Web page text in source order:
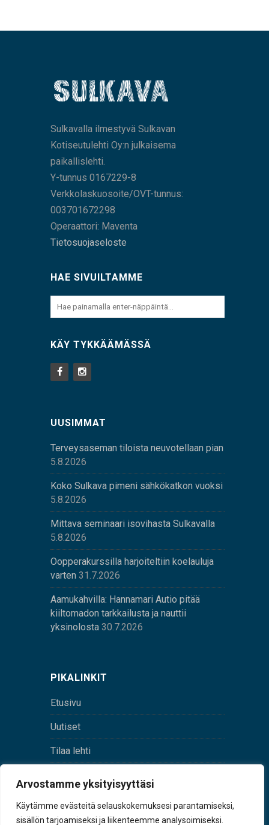
Arvostamme yksityisyyttäsi
Käytämme evästeitä selauskokemuksesi parantamiseksi,
sisällön tarjoamiseksi ja liikenteemme analysoimiseksi.
Sulkavalla ilmestyvä Sulkavan
Kotiseutulehti Oy:n julkaisema
paikallislehti.
Y-tunnus 0167229-8
Verkkolaskuosoite/OVT-tunnus:
003701672298
Operaattori: Maventa
Tietosuojaseloste
HAE SIVUILTAMME
KÄY TYKKÄÄMÄSSÄ
UUSIMMAT
Terveysaseman tiloista neuvotellaan pian
5.8.2026
Koko Sulkava pimeni sähkökatkon vuoksi
5.8.2026
Mittava seminaari isovihasta Sulkavalla
5.8.2026
Oopperakurssilla harjoiteltiin koelauluja
varten 31.7.2026
Aamukahvilla: Hannamari Autio pitää
kiiltomadon tarkkailusta ja nauttii
yksinolosta 30.7.2026
PIKALINKIT
Etusivu
Uutiset
Tilaa lehti